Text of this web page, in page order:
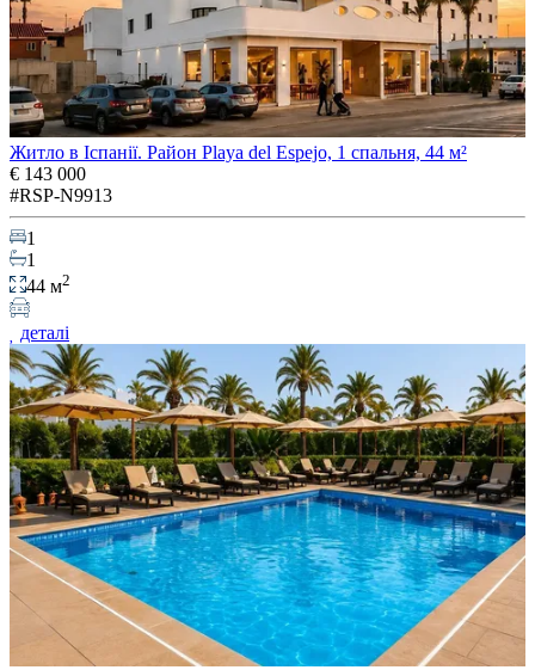
Житло в Іспанії. Район Playa del Espejo, 1 спальня, 44 м²
€ 143 000
#RSP-N9913
1
1
44 м2
деталі